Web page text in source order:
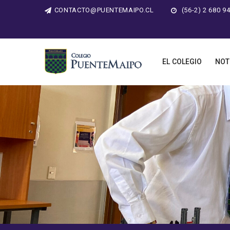
CONTACTO@PUENTEMAIPO.CL (56-2) 2 680
EL COLEGIO